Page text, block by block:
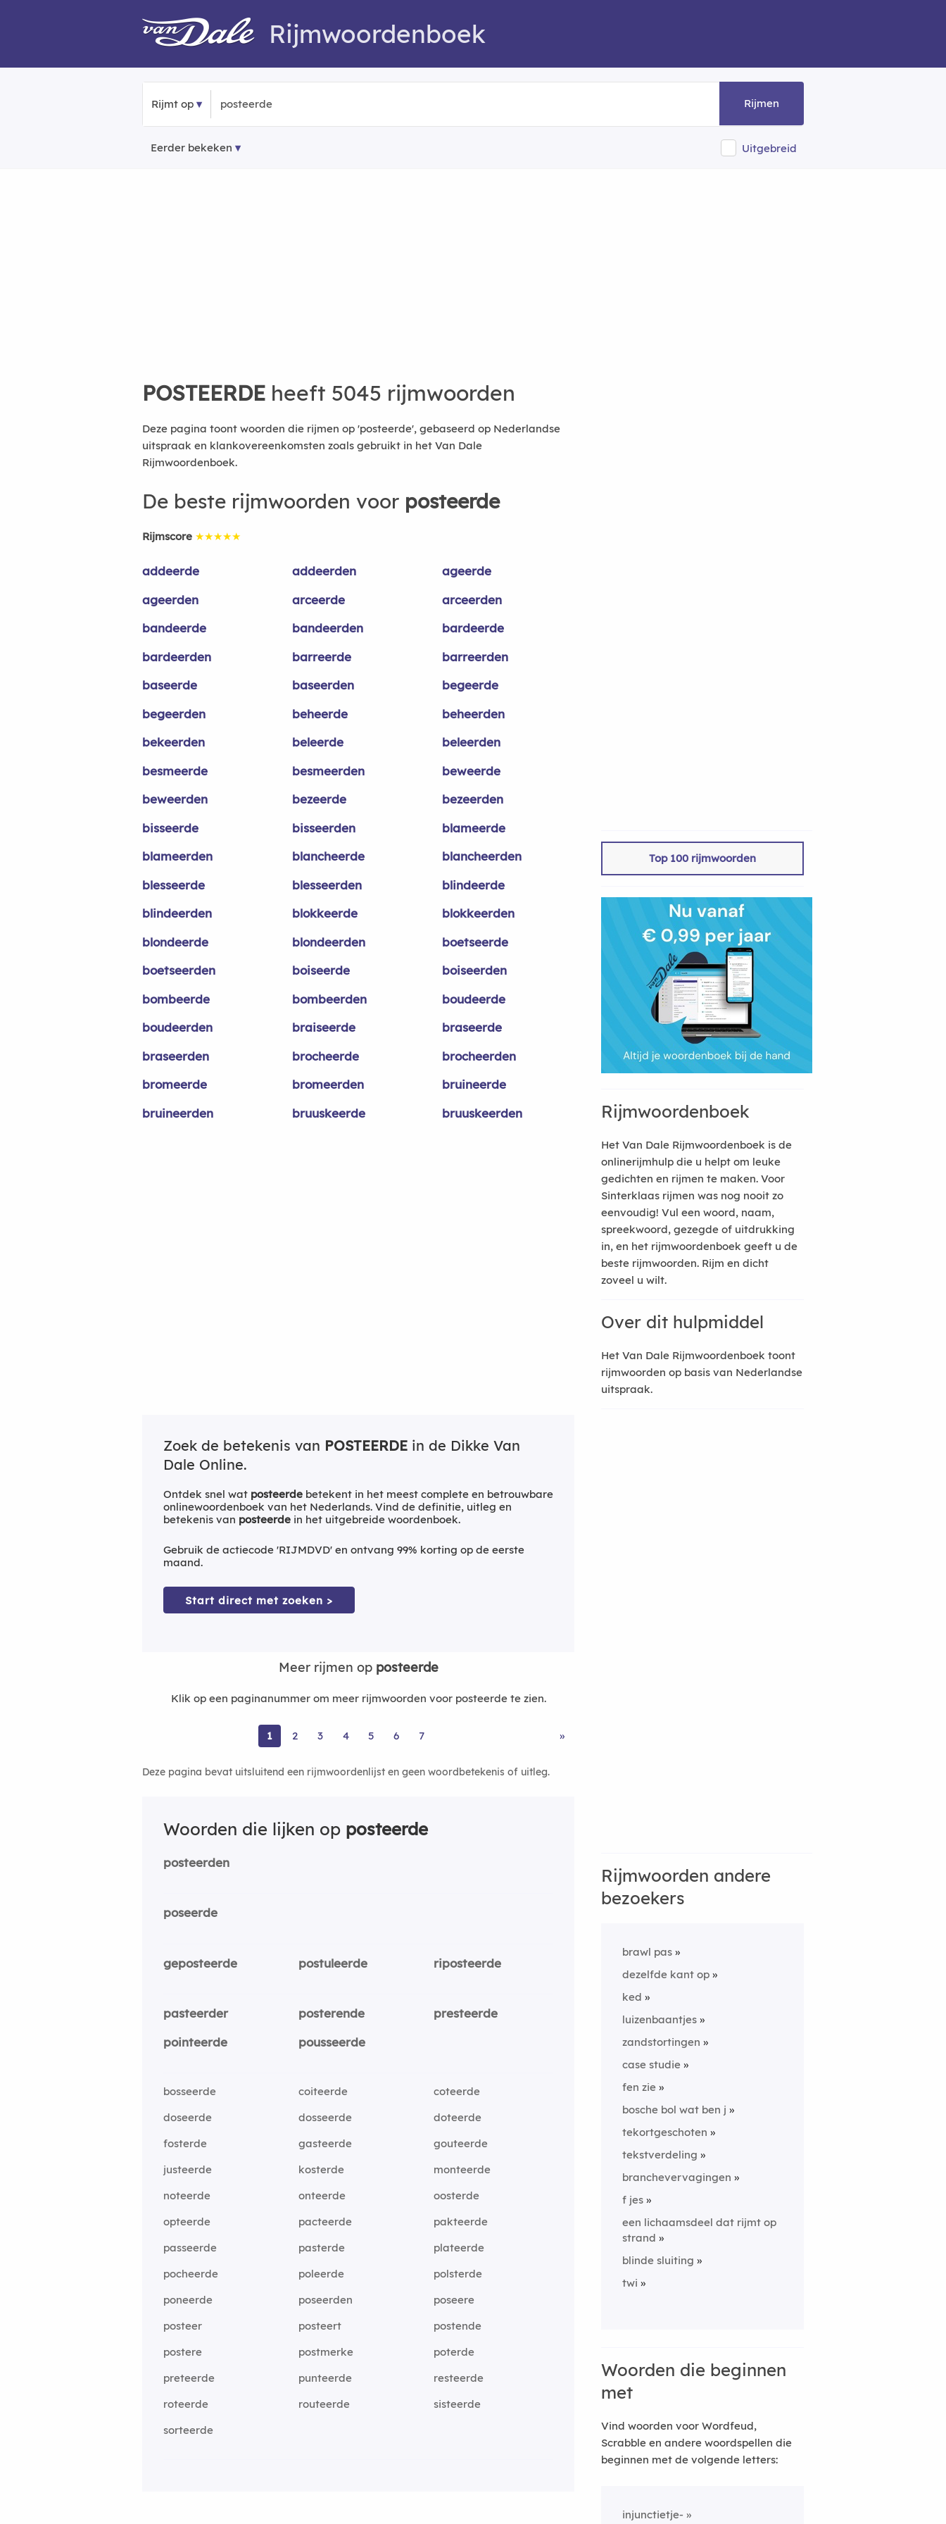
Rijmwoordenboek
Rijmt op Rijmen
Eerder bekeken Uitgebreid
POSTEERDE heeft 5045 rijmwoorden
Deze pagina toont woorden die rijmen op 'posteerde', gebaseerd op Nederlandse
uitspraak en klankovereenkomsten zoals gebruikt in het Van Dale
Rijmwoordenboek.
De beste rijmwoorden voor posteerde
Rijmscore ★★★★★
addeerde addeerden
ageerde
ageerden
arceerde
arceerden
bandeerde
bandeerden
bardeerde
bardeerden
barreerde
barreerden
baseerde
baseerden
begeerde
begeerden
beheerde
beheerden
bekeerden
beleerde
beleerden
besmeerde
besmeerden
beweerde
beweerden
bezeerde
bezeerden
bisseerde
bisseerden
blameerde
blameerden
blancheerde
blancheerden
blesseerde
blesseerden
blindeerde
blindeerden
blokkeerde
blokkeerden
blondeerde
blondeerden
boetseerde
boetseerden
boiseerde
boiseerden
bombeerde
bombeerden
boudeerde
boudeerden
braiseerde
braseerde
braseerden
brocheerde
brocheerden
bromeerde
bromeerden
bruineerde
bruineerden
bruuskeerde bruuskeerden
Zoek de betekenis van POSTEERDE in de Dikke Van
Dale Online.
Ontdek snel wat posteerde betekent in het meest complete en betrouwbare
onlinewoordenboek van het Nederlands. Vind de definitie, uitleg en
betekenis van posteerde in het uitgebreide woordenboek.
Gebruik de actiecode 'RIJMDVD' en ontvang 99% korting op de eerste
maand.
Start direct met zoeken >
Meer rijmen op posteerde
Klik op een paginanummer om meer rijmwoorden voor posteerde te zien.
1 2 3 4 5 6 7 »
Deze pagina bevat uitsluitend een rijmwoordenlijst en geen woordbetekenis of uitleg.
Woorden die lijken op posteerde
posteerden
poseerde
geposteerde postuleerde riposteerde
pasteerder posterende
presteerde
pointeerde
pousseerde
bosseerde coiteerde
coteerde
doseerde
dosseerde
doteerde
fosterde
gasteerde
gouteerde
justeerde
kosterde
monteerde
noteerde
onteerde
oosterde
opteerde
pacteerde
pakteerde
passeerde
pasterde
plateerde
pocheerde
poleerde
polsterde
poneerde
poseerden
poseere
posteer
posteert
postende
postere
postmerke
poterde
preteerde
punteerde
resteerde
roteerde
routeerde
sisteerde
sorteerde
Top 100 rijmwoorden
Rijmwoordenboek
Het Van Dale Rijmwoordenboek is de
onlinerijmhulp die u helpt om leuke
gedichten en rijmen te maken. Voor
Sinterklaas rijmen was nog nooit zo
eenvoudig! Vul een woord, naam,
spreekwoord, gezegde of uitdrukking
in, en het rijmwoordenboek geeft u de
beste rijmwoorden. Rijm en dicht
zoveel u wilt.
Over dit hulpmiddel
Het Van Dale Rijmwoordenboek toont
rijmwoorden op basis van Nederlandse
uitspraak.
Rijmwoorden andere
bezoekers
brawl pas
dezelfde kant op
ked
luizenbaantjes
zandstortingen
case studie
fen zie
bosche bol wat ben j
tekortgeschoten
tekstverdeling
branchevervagingen
f jes
een lichaamsdeel dat rijmt op
strand
blinde sluiting
twi
Woorden die beginnen
met
Vind woorden voor Wordfeud,
Scrabble en andere woordspellen die
beginnen met de volgende letters:
injunctietje-